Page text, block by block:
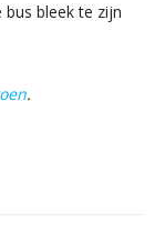
bleek te zijn
.